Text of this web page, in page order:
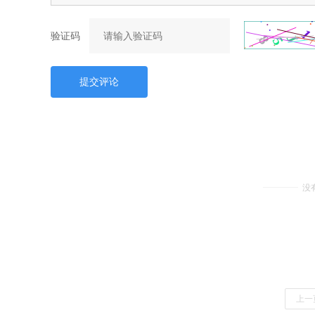
验证码
提交评论
没
上